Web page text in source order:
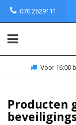
070 2629111
Voor 16:00
Producten